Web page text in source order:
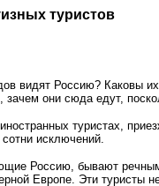
туристов
видят Россию? Каковы
они сюда едут,
иностранных туристах,
исключений.
Россию, бывают
Европе. Эти